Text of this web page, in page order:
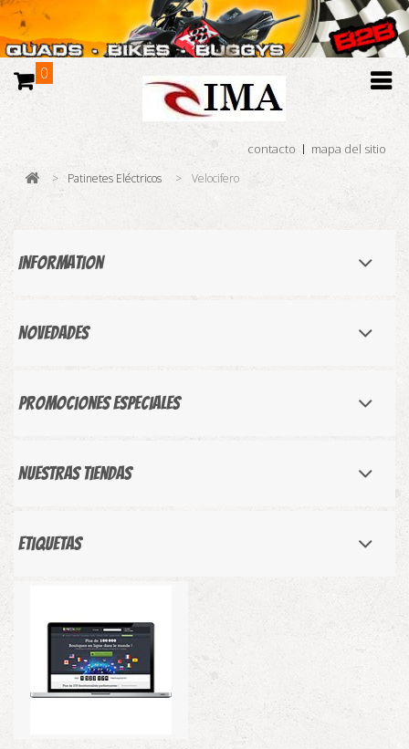
0
contacto mapa del sitio
> Patinetes Eléctricos > Velocifero
Information
Novedades
Promociones especiales
Nuestras tiendas
Etiquetas